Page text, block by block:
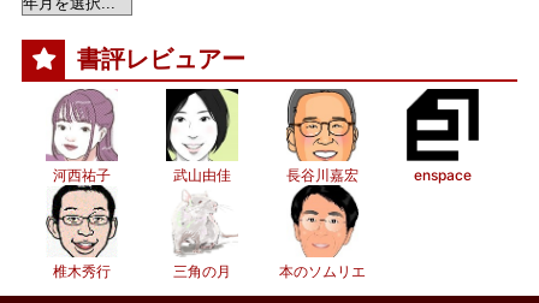
書評レビュアー
河西祐子 武山由佳 長谷川嘉宏 enspace
椎木秀行 三角の月 本のソムリエ